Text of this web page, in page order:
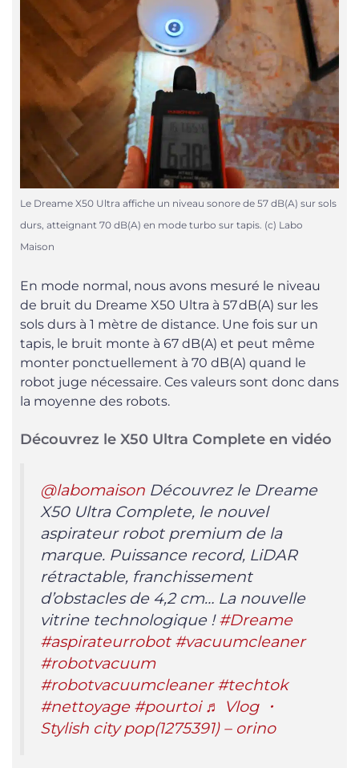
Le Dreame X50 Ultra affiche un niveau sonore de 57 dB(A) sur sols
durs, atteignant 70 dB(A) en mode turbo sur tapis. (c) Labo
Maison
En mode normal, nous avons mesuré le niveau
de bruit du Dreame X50 Ultra à 57 dB(A) sur les
sols durs à 1 mètre de distance. Une fois sur un
tapis, le bruit monte à 67 dB(A) et peut même
monter ponctuellement à 70 dB(A) quand le
robot juge nécessaire. Ces valeurs sont donc dans
la moyenne des robots.
Découvrez le X50 Ultra Complete en vidéo
@labomaison Découvrez le Dreame
X50 Ultra Complete, le nouvel
aspirateur robot premium de la
marque. Puissance record, LiDAR
rétractable, franchissement
d’obstacles de 4,2 cm… La nouvelle
vitrine technologique !#Dreame
#aspirateurrobot #vacuumcleaner
#robotvacuum
#robotvacuumcleaner #techtok
#nettoyage #pourtoi ♬ Vlog ・
Stylish city pop(1275391) – orino